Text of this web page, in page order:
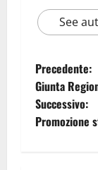
See
Precedente:
Giunta
Successivo:
Promozione